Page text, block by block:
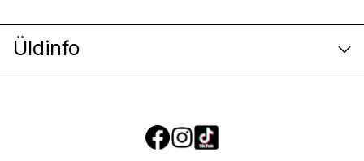
Üldinfo